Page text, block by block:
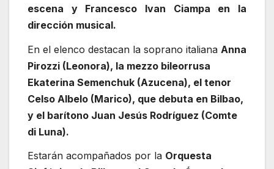
escena y Francesco Ivan Ciampa en la
dirección musical.
En el elenco destacan la soprano italiana Anna
Pirozzi (Leonora), la mezzo bileorrusa
Ekaterina Semenchuk (Azucena), el tenor
Celso Albelo (Marico), que debuta en Bilbao,
y el barítono Juan Jesús Rodríguez (Comte
di Luna).
Estarán acompañados por la Orquesta